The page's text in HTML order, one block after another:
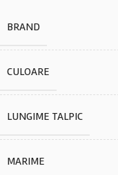
BRAND
CULOARE
LUNGIME TALPIC
MARIME